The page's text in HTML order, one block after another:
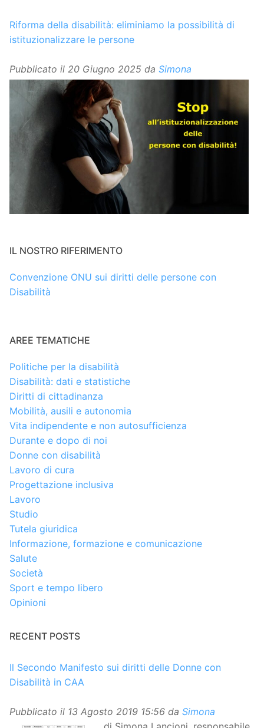
Riforma della disabilità: eliminiamo la possibilità di
istituzionalizzare le persone
Pubblicato il 20 Giugno 2025 da Simona
IL NOSTRO RIFERIMENTO
Convenzione ONU sui diritti delle persone con
Disabilità
AREE TEMATICHE
Politiche per la disabilità
Disabilità: dati e statistiche
Diritti di cittadinanza
Mobilità, ausili e autonomia
Vita indipendente e non autosufficienza
Durante e dopo di noi
Donne con disabilità
Lavoro di cura
Progettazione inclusiva
Lavoro
Studio
Tutela giuridica
Informazione, formazione e comunicazione
Salute
Società
Sport e tempo libero
Opinioni
RECENT POSTS
Il Secondo Manifesto sui diritti delle Donne con
Disabilità in CAA
Pubblicato il 13 Agosto 2019 15:56 da Simona